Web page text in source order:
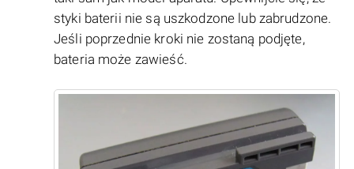
styki baterii nie są uszkodzone lub zabrudzone.
Jeśli poprzednie kroki nie zostaną podjęte,
bateria może zawieść.